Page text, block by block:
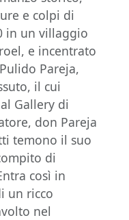
e colpi di
in un villaggio
e incentrato
Pareja,
il cui
Gallery di
don Pareja
temono il suo
di
così in
un ricco
nel